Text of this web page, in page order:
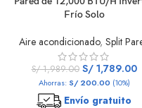
Frío Solo
Aire acondicionado, Split
S/1,989.00 S/1,789.00
Ahorras: S/200.00 (10%)
Envío gratuito